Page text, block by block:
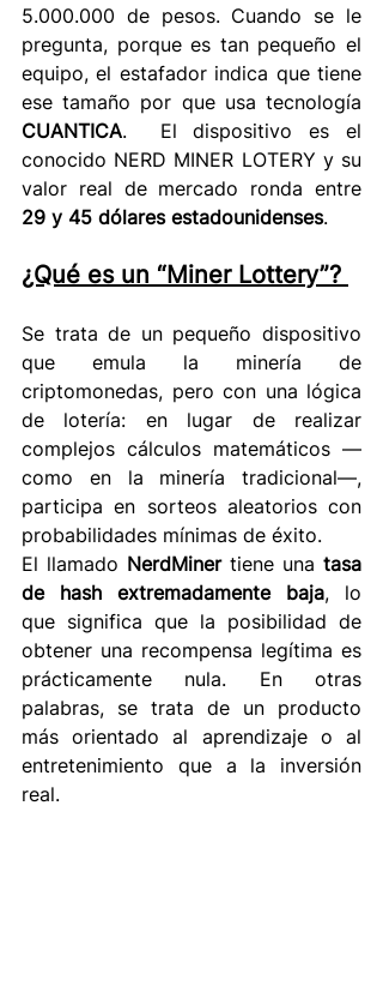
5.000.000 de pesos. Cuando se le
pregunta, porque es tan pequeño el
equipo, el estafador indica que tiene
CUANTICA.  El dispositivo es el
conocido NERD MINER LOTERY y su
29 y 45 dólares estadounidenses.
¿Qué es un “Miner Lottery”?
Se trata de un pequeño dispositivo
que emula la minería de
criptomonedas, pero con una lógica
de lotería: en lugar de realizar
complejos cálculos matemáticos —
como en la minería tradicional—,
participa en sorteos aleatorios con
probabilidades mínimas de éxito.
El llamado NerdMiner tiene una tasa
de hash extremadamente baja, lo
que significa que la posibilidad de
obtener una recompensa legítima es
prácticamente nula. En otras
palabras, se trata de un producto
más orientado al aprendizaje o al
entretenimiento que a la inversión
real.